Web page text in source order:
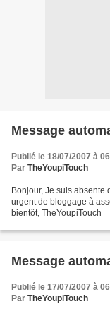
Message
Publié le 18/07/2007 à
Par TheYoupiTouch
Bonjour, Je suis absente
urgent de bloggage à
bientôt, TheYoupiTouch
Message
Publié le 17/07/2007 à
Par TheYoupiTouch